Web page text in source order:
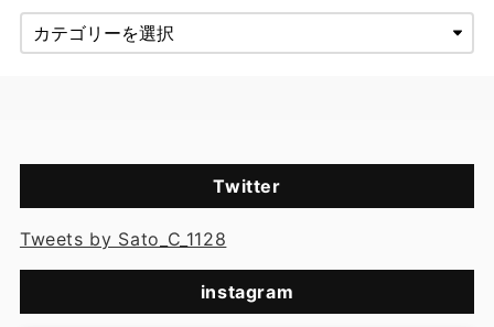
Twitter
Tweets by Sato_C_1128
instagram